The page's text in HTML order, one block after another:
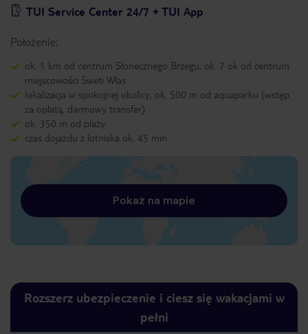
TUI Service Center 24/7 + TUI App
Położenie:
ok. 1 km od centrum Słonecznego Brzegu, ok. 7 ok od centrum
miejscowości Sweti Włas
lokalizacja w spokojnej okolicy, ok. 500 m od aquaparku (wstęp
za opłatą, darmowy transfer)
ok. 350 m od plaży
czas dojazdu z lotniska ok. 45 min
Pokaż na mapie
Rozszerz ubezpieczenie i ciesz się wakacjami w
pełni